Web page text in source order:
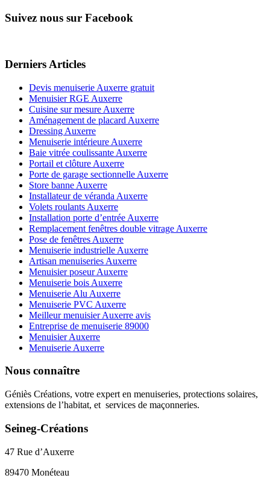
Suivez nous sur Facebook
Derniers Articles
Devis menuiserie Auxerre gratuit
Menuisier RGE Auxerre
Cuisine sur mesure Auxerre
Aménagement de placard Auxerre
Dressing Auxerre
Menuiserie intérieure Auxerre
Baie vitrée coulissante Auxerre
Portail et clôture Auxerre
Porte de garage sectionnelle Auxerre
Store banne Auxerre
Installateur de véranda Auxerre
Volets roulants Auxerre
Installation porte d’entrée Auxerre
Remplacement fenêtres double vitrage Auxerre
Pose de fenêtres Auxerre
Menuiserie industrielle Auxerre
Artisan menuiseries Auxerre
Menuisier poseur Auxerre
Menuiserie bois Auxerre
Menuiserie Alu Auxerre
Menuiserie PVC Auxerre
Meilleur menuisier Auxerre avis
Entreprise de menuiserie 89000
Menuisier Auxerre
Menuiserie Auxerre
Nous connaître
Géniès Créations, votre expert en menuiseries, protections solaires,
extensions de l’habitat, et services de maçonneries.
Seineg-Créations
47 Rue d’Auxerre
89470 Monéteau